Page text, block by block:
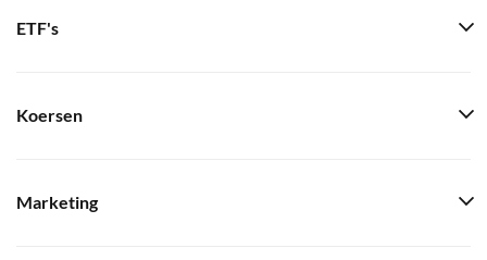
ETF's
Koersen
Marketing